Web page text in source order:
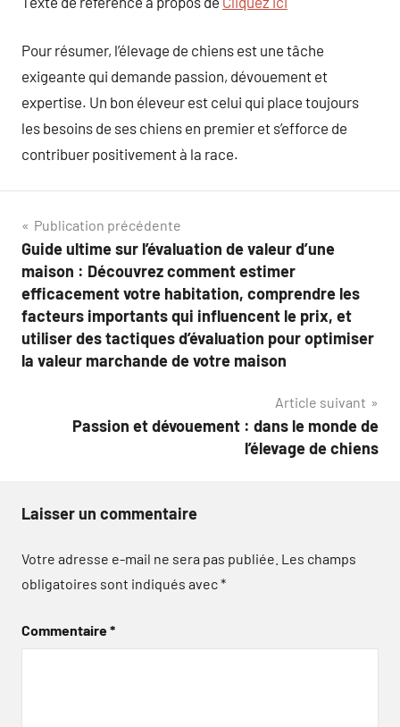
Pour résumer, l’élevage de chiens est une tâche
exigeante qui demande passion, dévouement et
expertise. Un bon éleveur est celui qui place toujours
les besoins de ses chiens en premier et s’efforce de
contribuer positivement à la race.
Navigation
de
l’article
Publication précédente
Guide ultime sur l’évaluation de valeur d’une
maison : Découvrez comment estimer
efficacement votre habitation, comprendre les
facteurs importants qui influencent le prix, et
utiliser des tactiques d’évaluation pour optimiser
la valeur marchande de votre maison
Article suivant
Passion et dévouement : dans le monde de
l’élevage de chiens
Laisser un commentaire
Votre adresse e-mail ne sera pas publiée. Les champs
obligatoires sont indiqués avec*
Commentaire*